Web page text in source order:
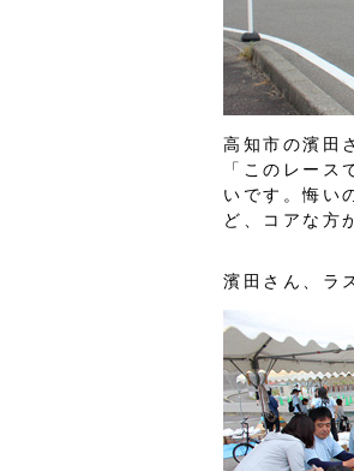
高知市の濱田
「このレー
いです。悔い
ど、コアな方
濱田さん、ラ